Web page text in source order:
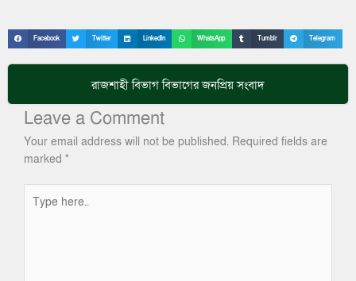
Facebook Twitter LinkedIn WhatsApp Tumblr Telegram
রাজশাহী বিভাগবিভাগের জনপ্রিয় সংবাদ
Leave a Comment
Your email address will not be published. Required fields are
marked *
here..